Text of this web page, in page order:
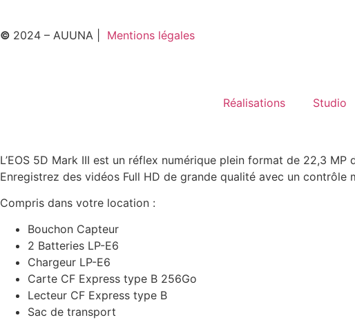
© 2024 – AUUNA | Mentions légales
Réalisations Studio
L’EOS 5D Mark III est un réflex numérique plein format de 22,3
Enregistrez des vidéos Full HD de grande qualité avec un contrôle
Compris dans votre location :
Bouchon Capteur
2 Batteries LP-E6
Chargeur LP-E6
Carte CF Express type B 256Go
Lecteur CF Express type B
Sac de transport